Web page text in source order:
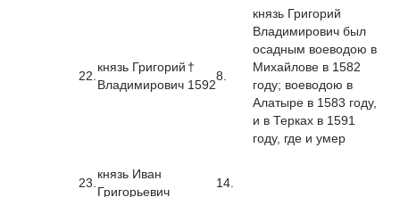
22.
князь Григорий
Владимирович
†
1592
8.
князь Григорий
Владимирович был
осадным воеводою в
Михайлове в 1582
году; воеводою в
Алатыре в 1583 году,
и в Терках в 1591
году, где и умер
23.
князь Иван
Григорьевич
14.